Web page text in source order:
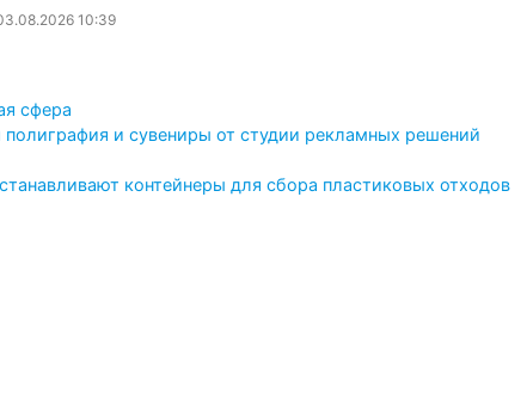
10:39
сфера
полиграфия и сувениры от студии рекламных решений
контейнеры для сбора пластиковых отходов